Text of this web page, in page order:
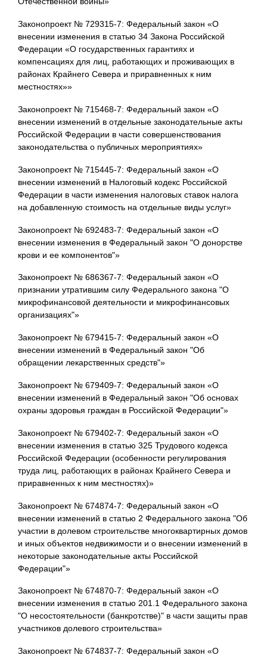
Законопроект № 729315-7: Федеральный закон «О
внесении изменения в статью 34 Закона Российской
Федерации «О государственных гарантиях и
компенсациях для лиц, работающих и проживающих в
районах Крайнего Севера и приравненных к ним
местностях»»
Законопроект № 715468-7: Федеральный закон «О
внесении изменений в отдельные законодательные акты
Российской Федерации в части совершенствования
законодательства о публичных мероприятиях»
Законопроект № 715445-7: Федеральный закон «О
внесении изменений в Налоговый кодекс Российской
Федерации в части изменения налоговых ставок налога
на добавленную стоимость на отдельные виды услуг»
Законопроект № 692483-7: Федеральный закон «О
внесении изменения в Федеральный закон "О донорстве
крови и ее компонентов"»
Законопроект № 686367-7: Федеральный закон «О
признании утратившим силу Федерального закона "О
микрофинансовой деятельности и микрофинансовых
организациях"»
Законопроект № 679415-7: Федеральный закон «О
внесении изменений в Федеральный закон "Об
обращении лекарственных средств"»
Законопроект № 679409-7: Федеральный закон «О
внесении изменений в Федеральный закон "Об основах
охраны здоровья граждан в Российской Федерации"»
Законопроект № 679402-7: Федеральный закон «О
внесении изменения в статью 325 Трудового кодекса
Российской Федерации (особенности регулирования
труда лиц, работающих в районах Крайнего Севера и
приравненных к ним местностях)»
Законопроект № 674874-7: Федеральный закон «О
внесении изменений в статью 2 Федерального закона "Об
участии в долевом строительстве многоквартирных домов
и иных объектов недвижимости и о внесении изменений в
некоторые законодательные акты Российской
Федерации"»
Законопроект № 674870-7: Федеральный закон «О
внесении изменения в статью 201.1 Федерального закона
"О несостоятельности (банкротстве)" в части защиты прав
участников долевого строительства»
Законопроект № 674837-7: Федеральный закон «О